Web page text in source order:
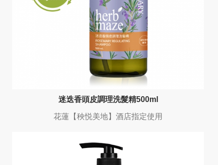
迷迭香頭皮調理洗髮精500ml
花蓮【秧悦美地】酒店指定使用